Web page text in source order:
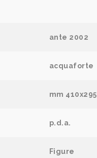
ante 2002
acquaforte
mm 410x295
p.d.a.
Figure